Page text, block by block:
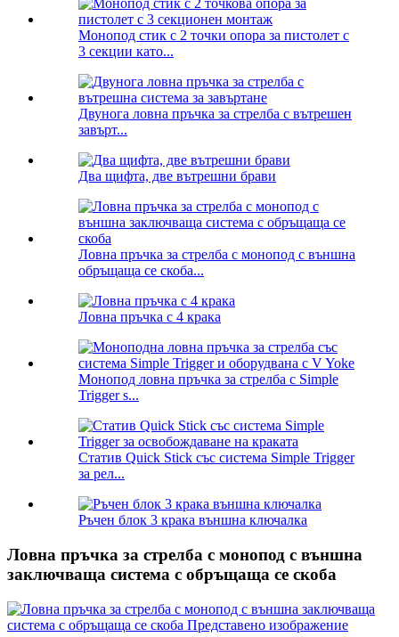
Монопод стик с 2 точки опора за пистолет с
3 секции като...
Двунога ловна пръчка за стрелба с вътрешен
завърт...
Два щифта, две вътрешни брави
Ловна пръчка за стрелба с монопод с външна
обръщаща се скоба...
Ловна пръчка с 4 крака
Монопод ловна пръчка за стрелба с Simple
Trigger s...
Статив Quick Stick със система Simple Trigger
за рел...
Ръчен блок 3 крака външна ключалка
Ловна пръчка за стрелба с монопод с външна
заключваща система с обръщаща се скоба